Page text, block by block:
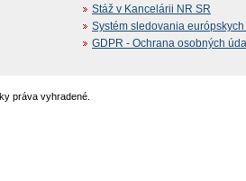
Stáž v Kancelárii NR SR
Systém sledovania
GDPR - Ochrana osobných
práva vyhradené.